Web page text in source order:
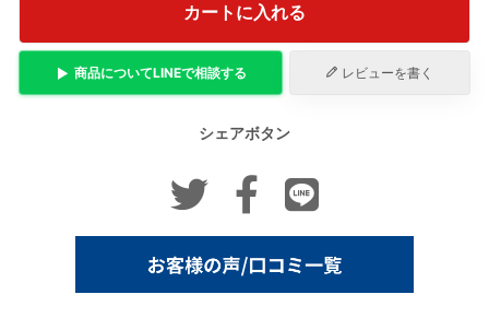
カートに入れる
商品についてLINEで相談する レビューを書く
シェアボタン